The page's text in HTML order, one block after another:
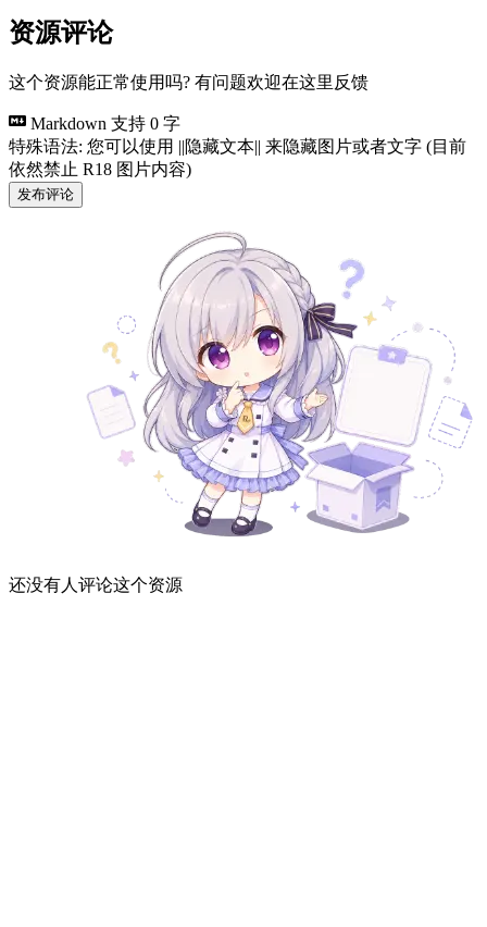
资源评论
这个资源能正常使用吗? 有问题欢迎在这里反馈
Markdown 支持 0 字
特殊语法: 您可以使用 ||隐藏文本|| 来隐藏图片或者文字 (目前
依然禁止 R18 图片内容)
发布评论
还没有人评论这个资源